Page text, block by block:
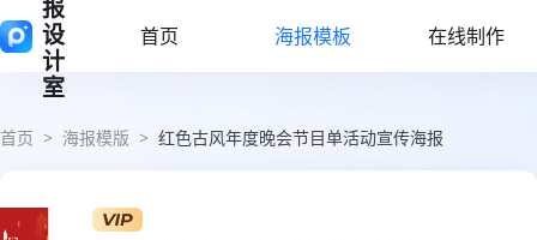
报
设
计
室
首页 海报模板 在线制作
首页 > 海报模版 > 红色古风年度晚会节目单活动宣传海报